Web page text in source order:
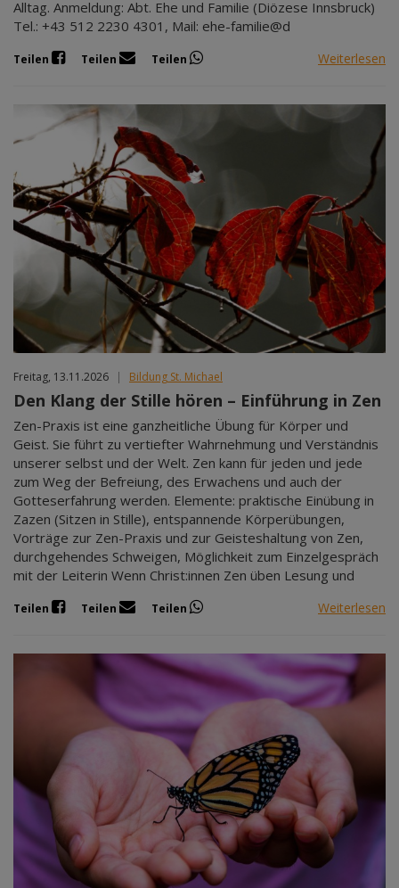
Alltag. Anmeldung: Abt. Ehe und Familie (Diözese Innsbruck)
Tel.: +43 512 2230 4301, Mail: ehe-familie@d
Teilen Teilen Teilen Weiterlesen
Freitag, 13.11.2026 | Bildung St. Michael
Den Klang der Stille hören – Einführung in Zen
Zen-Praxis ist eine ganzheitliche Übung für Körper und
Geist. Sie führt zu vertiefter Wahrnehmung und Verständnis
unserer selbst und der Welt. Zen kann für jeden und jede
zum Weg der Befreiung, des Erwachens und auch der
Gotteserfahrung werden. Elemente: praktische Einübung in
Zazen (Sitzen in Stille), entspannende Körperübungen,
Vorträge zur Zen-Praxis und zur Geisteshaltung von Zen,
durchgehendes Schweigen, Möglichkeit zum Einzelgespräch
mit der Leiterin Wenn Christ:innen Zen üben Lesung und
Teilen Teilen Teilen Weiterlesen